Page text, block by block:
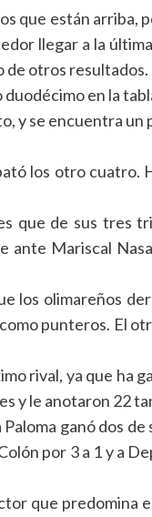
que están arriba,
llegar a la
de otros resultados.
en la
y se encuentra un
los otro cuatro.
que de sus tres
ante Mariscal
los olimareños
punteros. El
rival, ya que ha
y le anotaron 22
ganó dos
por 3 a 1 y a
que predomina